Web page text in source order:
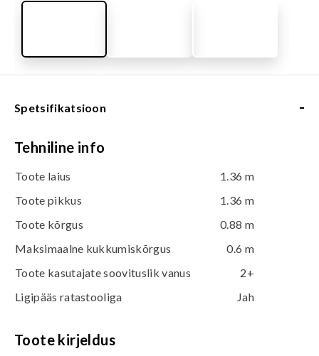
Spetsifikatsioon -
Tehniline info
Toote laius
1.36 m
Toote pikkus
1.36 m
Toote kõrgus
0.88 m
Maksimaalne kukkumiskõrgus
0.6 m
Toote kasutajate soovituslik vanus
2+
Ligipääs ratastooliga
Jah
Toote kirjeldus